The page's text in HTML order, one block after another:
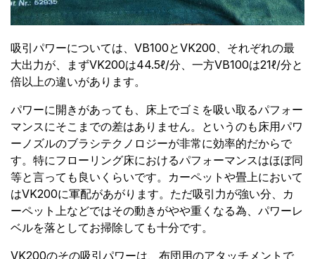
吸引パワーについては、VB100とVK200、それぞれの最
大出力が、まずVK200は44.5ℓ/分、一方VB100は21ℓ/分と
倍以上の違いがあります。
パワーに開きがあっても、床上でゴミを吸い取るパフォー
マンスにそこまでの差はありません。というのも床用パワ
ーノズルのブラシテクノロジーが非常に効率的だからで
す。特にフローリング床におけるパフォーマンスはほぼ同
等と言っても良いくらいです。カーペットや畳上において
はVK200に軍配があがります。ただ吸引力が強い分、カ
ーペット上などではその動きがやや重くなる為、パワーレ
ベルを落としてお掃除しても十分です。
VK200のその吸引パワーは、布団用のアタッチメントで